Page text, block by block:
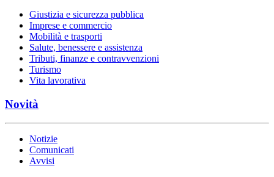
Giustizia e sicurezza pubblica
Imprese e commercio
Mobilità e trasporti
Salute, benessere e assistenza
Tributi, finanze e contravvenzioni
Turismo
Vita lavorativa
Novità
Notizie
Comunicati
Avvisi